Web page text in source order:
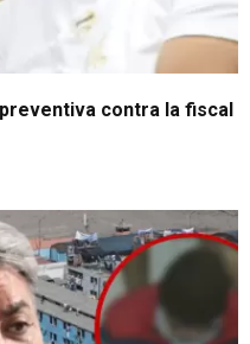
contra la fiscal